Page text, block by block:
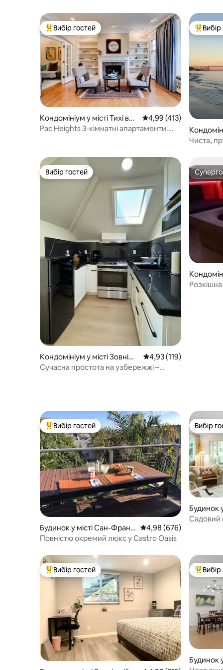
Топ вибір гостей
Вибір гостей
Кондомініум у місті Тихі вис
оти
Середня оцінка: 4,99 з
4,99 (413)
Pac Heights 3-кімнатні апартаменти.
Топ
ллоу
Чиста,
Вибір гостей
Вибір гостей
Кондомініум у місті Зовнішн
ій захід
Середня оцінка: 4,93 з
4,93 (119)
Сучасна простота на узбережжі –
анциско
Топ вибір гостей
Вибір гостей
Будинок у місті Сан-Франц
иско
Середня оцінка: 4,98 з
4,98 (676)
Повністю окремий люкс у Castro Oasis
Вибір
Вибір
Будинок
рі
Садовий
Топ вибір гостей
Вибір гостей Топ
Будинок